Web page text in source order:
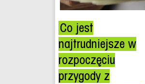
Co jest
najtrudniejsze w
rozpoczęciu
przygody z